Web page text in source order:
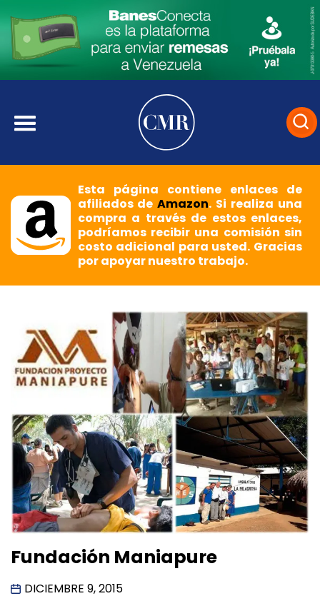
Esta página contiene enlaces de
afiliados deAmazon. Si realiza una
compra a través de estos enlaces,
podríamos recibir una comisión sin
costo adicional para usted. Gracias
por apoyar nuestro trabajo.
Fundación Maniapure
DICIEMBRE 9, 2015